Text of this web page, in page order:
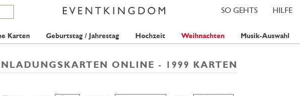
HILFE
SO GEHTS
Karten Geburtstag / Jahrestag Hochzeit Weihnachten Musik-Auswahl
ONLINE - 1999 KARTEN